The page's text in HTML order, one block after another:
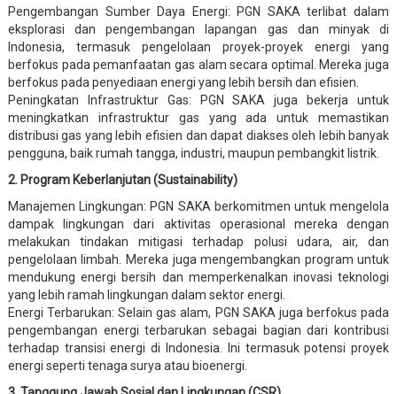
Pengembangan Sumber Daya Energi: PGN SAKA terlibat dalam
eksplorasi dan pengembangan lapangan gas dan minyak di
Indonesia, termasuk pengelolaan proyek-proyek energi yang
berfokus pada pemanfaatan gas alam secara optimal. Mereka juga
berfokus pada penyediaan energi yang lebih bersih dan efisien.
Peningkatan Infrastruktur Gas: PGN SAKA juga bekerja untuk
meningkatkan infrastruktur gas yang ada untuk memastikan
distribusi gas yang lebih efisien dan dapat diakses oleh lebih banyak
pengguna, baik rumah tangga, industri, maupun pembangkit listrik.
2. Program Keberlanjutan (Sustainability)
Manajemen Lingkungan: PGN SAKA berkomitmen untuk mengelola
dampak lingkungan dari aktivitas operasional mereka dengan
melakukan tindakan mitigasi terhadap polusi udara, air, dan
pengelolaan limbah. Mereka juga mengembangkan program untuk
mendukung energi bersih dan memperkenalkan inovasi teknologi
yang lebih ramah lingkungan dalam sektor energi.
Energi Terbarukan: Selain gas alam, PGN SAKA juga berfokus pada
pengembangan energi terbarukan sebagai bagian dari kontribusi
terhadap transisi energi di Indonesia. Ini termasuk potensi proyek
energi seperti tenaga surya atau bioenergi.